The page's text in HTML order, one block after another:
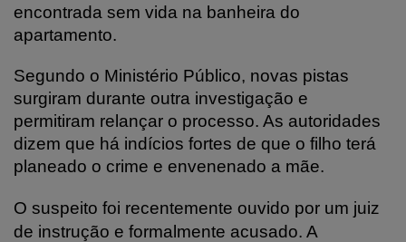
encontrada sem vida na banheira do
apartamento.
Segundo o Ministério Público, novas pistas
surgiram durante outra investigação e
permitiram relançar o processo. As autoridades
dizem que há indícios fortes de que o filho terá
planeado o crime e envenenado a mãe.
O suspeito foi recentemente ouvido por um juiz
de instrução e formalmente acusado. A